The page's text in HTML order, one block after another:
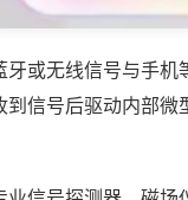
或无线信号与手
信号后驱动内部微